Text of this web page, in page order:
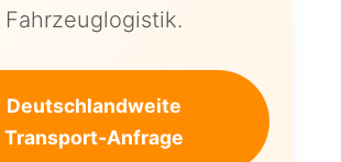
Fahrzeuglogistik.
Deutschlandweite
Transport-Anfrage